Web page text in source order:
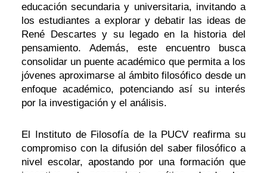
educación secundaria y universitaria, invitando a
los estudiantes a explorar y debatir las ideas de
René Descartes y su legado en la historia del
pensamiento. Además, este encuentro busca
consolidar un puente académico que permita a los
jóvenes aproximarse al ámbito filosófico desde un
enfoque académico, potenciando así su interés
por la investigación y el análisis.
El Instituto de Filosofía de la PUCV reafirma su
compromiso con la difusión del saber filosófico a
nivel escolar, apostando por una formación que